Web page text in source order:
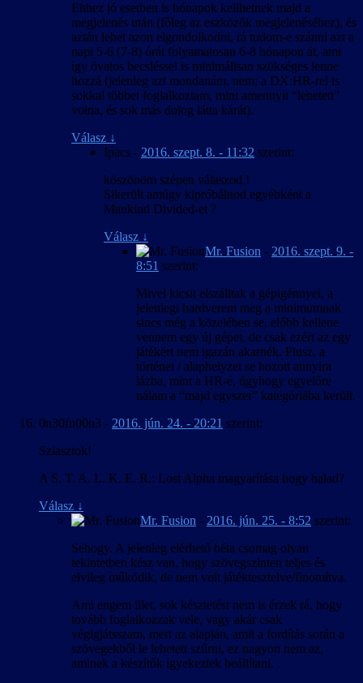
Ehhez jó esetben is hónapok kellhetnek majd a
megjelenés után (főleg az eszközök megjelenéséhez), és
aztán lehet azon elgondolkodni, rá tudom-e szánni azt a
napi 5-6 (7-8) órát folyamatosan 6-8 hónapon át, ami
így óvatos becsléssel is minimálisan szükséges lenne
hozzá (jelenleg azt mondanám, nem; a DX:HR-rel is
sokkal többet foglalkoztam, mint amennyit “lehetett”
volna, és sok más dolog látta kárát).
Válasz ↓
Ipacs - 2016. szept. 8. - 11:32 szerint:
köszönöm szépen válaszod !
Sikerült amúgy kipróbálnod egyébként a
Mankind Divided-et ?
Válasz ↓
Mr. Fusion - 2016. szept. 9. -
8:51 szerint:
Mivel kicsit elszálltak a gépigénnyel, a
jelenlegi hardverem meg a minimumnak
sincs még a közelében se, előbb kellene
vennem egy új gépet, de csak ezért az egy
játékért nem igazán akarnék. Plusz, a
történet / alaphelyzet se hozott annyira
lázba, mint a HR-é, úgyhogy egyelőre
nálam a “majd egyszer” kategóriába került.
0n30fn00n3 - 2016. jún. 24. - 20:21 szerint:
Sziasztok!
A S. T. A. L. K. E. R.: Lost Alpha magyarítása hogy halad?
Válasz ↓
Mr. Fusion - 2016. jún. 25. - 8:52 szerint:
Sehogy. A jelenleg elérhető béta csomag olyan
tekintetben kész van, hogy szövegszinten teljes és
elvileg működik, de nem volt játéktesztelve/finomítva.
Ami engem illet, sok késztetést nem is érzek rá, hogy
tovább foglalkozzak vele, vagy akár csak
végigjátsszam, mert az alapján, amit a fordítás során a
szövegekből le lehetett szűrni, ez nagyon nem az,
aminek a készítők igyekeztek beállítani.